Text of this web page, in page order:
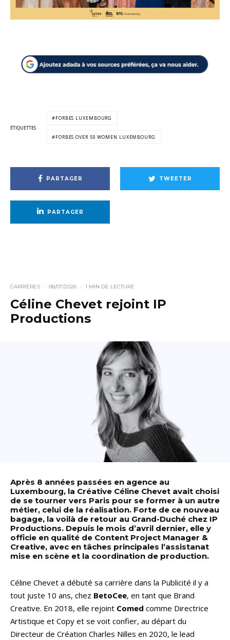
ÉTIQUETTES
FORBES LUXEMBOURG
FORBES OVER 50 WOMEN LUXEMBOURG
PARTAGER TWEETER
PARTAGER
CARRIÈRES · 08/07/2026 · 1 MIN DE LECTURE
Céline Chevet rejoint IP
Productions
Après 8 années passées en agence au
Luxembourg, la Créative Céline Chevet avait choisi
de se tourner vers Paris pour se former à un autre
métier, celui de la réalisation. Forte de ce nouveau
bagage, la voilà de retour au Grand-Duché chez IP
Productions. Depuis le mois d’avril dernier, elle y
officie en qualité de Content Project Manager &
Creative, avec en tâches principales l’assistanat
mise en scène et la coordination de production.
Céline Chevet a débuté sa carrière dans la Publicité il y a
tout juste 10 ans, chez BetoCee, en tant que Brand
Creative. En 2018, elle rejoint Comed comme Directrice
Artistique et Copy et se voit confier, au départ du
Directeur de Création Charles Nilles en 2020, le lead